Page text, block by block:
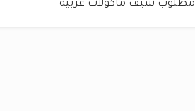
مطلوب شيف مأكولات غربيه